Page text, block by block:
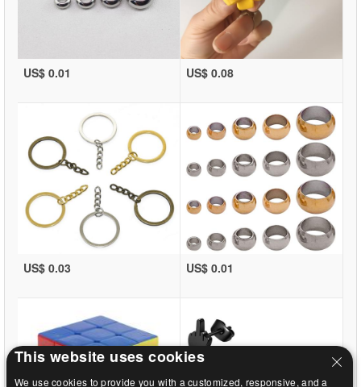
US$ 0.01 US$ 0.08
US$ 0.03 US$ 0.01
This website uses cookies
We use cookies to provide you with a customized, responsive, and a